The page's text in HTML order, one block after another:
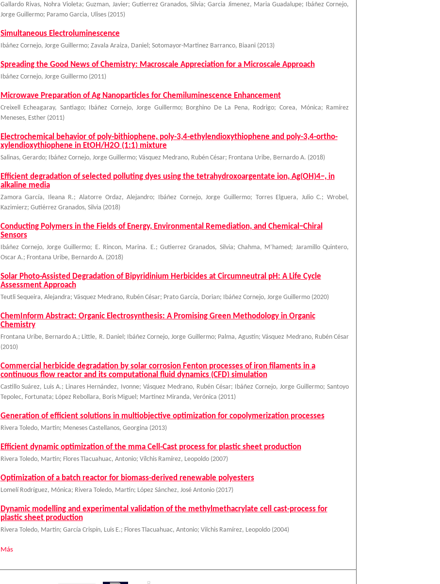
Gallardo Rivas, Nohra Violeta; Guzman, Javier;Gutierrez Granados, Silvia;Garcia Jimenez, Maria Guadalupe;
Ibáñez Cornejo,
Jorge Guillermo; Paramo Garcia, Ulises (2015)
Simultaneous Electroluminescence
Ibáñez Cornejo, Jorge Guillermo; Zavala Araiza, Daniel ; Sotomayor-Martinez Barranco, Biaani (2013)
Spreading the Good News of Chemistry: Macroscale Appreciation for a Microscale Approach
Ibáñez Cornejo, Jorge Guillermo (2011)
Microwave Preparation of Ag Nanoparticles for Chemiluminescence Enhancement
Creixell Echeagaray, Santiago; Ibáñez Cornejo, Jorge Guillermo; Borghino De La Pena, Rodrigo; Corea, Mónica;
Ramírez
Meneses, Esther (2011)
Electrochemical behavior of poly-bithiophene, poly-3,4-ethylendioxythiophene and poly-3,4-ortho-
xylendioxythiophene in EtOH/H2O (1:1) mixture
Salinas, Gerardo; Ibáñez Cornejo, Jorge Guillermo; Vásquez Medrano, Rubén César; Frontana Uribe, Bernardo A. (2018)
Efficient degradation of selected polluting dyes using the tetrahydroxoargentate ion, Ag(OH)4−, in
alkaline media
Zamora García, Ileana R.;Alatorre Ordaz, Alejandro; Ibáñez Cornejo, Jorge Guillermo; Torres Elguera, Julio C.;Wrobel,
Kazimierz; Gutiérrez Granados, Silvia (2018)
Conducting Polymers in the Fields of Energy, Environmental Remediation, and Chemical−Chiral
Sensors
Ibáñez Cornejo, Jorge Guillermo; E. Rincon, Marina. E.;Gutierrez Granados, Silvia;Chahma, M’hamed; Jaramillo Quintero,
Oscar A.; Frontana Uribe, Bernardo A. (2018)
Solar Photo-Assisted Degradation of Bipyridinium Herbicides at Circumneutral pH: A Life Cycle
Assessment Approach
Teutli Sequeira, Alejandra; Vásquez Medrano, Rubén César; Prato García, Dorian; Ibáñez Cornejo, Jorge Guillermo (2020)
ChemInform Abstract: Organic Electrosynthesis: A Promising Green Methodology in Organic
Chemistry
Frontana Uribe, Bernardo A.; Little, R. Daniel ; Ibáñez Cornejo, Jorge Guillermo; Palma, Agustín;Vásquez Medrano, Rubén César
(2010)
Commercial herbicide degradation by solar corrosion Fenton processes of iron filaments in a
continuous flow reactor and its computational fluid dynamics (CFD) simulation
Castillo Suárez, Luis A.; Linares Hernández, Ivonne;Vásquez Medrano, Rubén César; Ibáñez Cornejo, Jorge Guillermo;Santoyo
Tepolec, Fortunata; López Rebollara, Boris Miguel ; Martínez Miranda, Verónica (2011)
Generation of efficient solutions in multiobjective optimization for copolymerization processes
Rivera Toledo, Martín; Meneses Castellanos, Georgina (2013)
Efficient dynamic optimization of the mma Cell-Cast process for plastic sheet production
Rivera Toledo, Martín; Flores Tlacuahuac, Antonio; Vílchis Ramírez, Leopoldo (2007)
Optimization of a batch reactor for biomass-derived renewable polyesters
Lomelí Rodríguez, Mónica; Rivera Toledo, Martín; López Sánchez, José Antonio (2017)
Dynamic modelling and experimental validation of the methylmethacrylate cell cast-process for
plastic sheet production
Rivera Toledo, Martín; García Crispín, Luis E.; Flores Tlacuahuac, Antonio; Vilchis Ramírez, Leopoldo (2004)
Más